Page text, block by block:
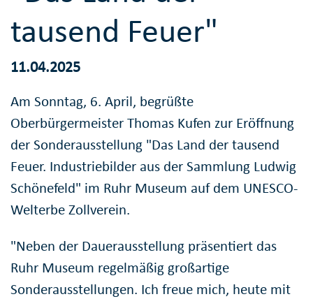
tausend Feuer"
11.04.2025
Am Sonntag, 6. April, begrüßte
Oberbürgermeister Thomas Kufen zur Eröffnung
der Sonderausstellung "Das Land der tausend
Feuer. Industriebilder aus der Sammlung Ludwig
Schönefeld" im Ruhr Museum auf dem UNESCO-
Welterbe Zollverein.
"Neben der Dauerausstellung präsentiert das
Ruhr Museum regelmäßig großartige
Sonderausstellungen. Ich freue mich, heute mit